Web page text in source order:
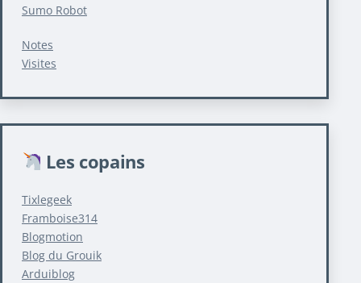
Sumo Robot
Notes
Visites
Les copains
Tixlegeek
Framboise314
Blogmotion
Blog du Grouik
Arduiblog